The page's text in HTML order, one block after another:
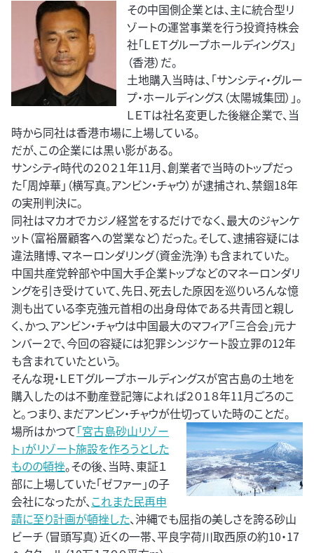
その中国側企業とは、主に統合型リ
ゾートの運営事業を行う投資持株会
社「ＬＥＴグループホールディングス」
（香港）だ。
土地購入当時は、「サンシティ・グルー
プ・ホールディングス（太陽城集団）」。
ＬＥＴは社名変更した後継企業で、当
時から同社は香港市場に上場している。
だが、この企業には黒い影がある。
サンシティ時代の２０２１年11月、創業者で当時のトップだっ
た「周焯華」（横写真。アンビン・チャウ）が逮捕され、禁錮18年
の実刑判決に。
同社はマカオでカジノ経営をするだけでなく、最大のジャンケ
ット（富裕層顧客への営業など）だった。そして、逮捕容疑には
違法賭博、マネーロンダリング（資金洗浄）も含まれていた。
中国共産党幹部や中国大手企業トップなどのマネーロンダリ
ングを引き受けていて、先日、死去した原因を巡りいろんな憶
測も出ている李克強元首相の出身母体である共青団と親し
く、かつ、アンビン・チャウは中国最大のマフィア「三合会」元ナ
ンバー２で、今回の容疑には犯罪シンジケート設立罪の12年
も含まれていたという。
そんな現・ＬＥＴグループホールディングスが宮古島の土地を
購入したのは不動産登記簿によれば２０１８年11月ごろのこ
と。つまり、まだアンビン・チャウが仕切っていた時のことだ。
場所はかつて「宮古島砂山リゾー
ト」がリゾート施設を作ろうとした
ものの頓挫。その後、当時、東証１
部に上場していた「ゼファー」の子
会社になったが、これまた民再申
請に至り計画が頓挫した、沖縄でも屈指の美しさを誇る砂山
ビーチ（冒頭写真）近くの一帯、平良字荷川取西原の約10・17